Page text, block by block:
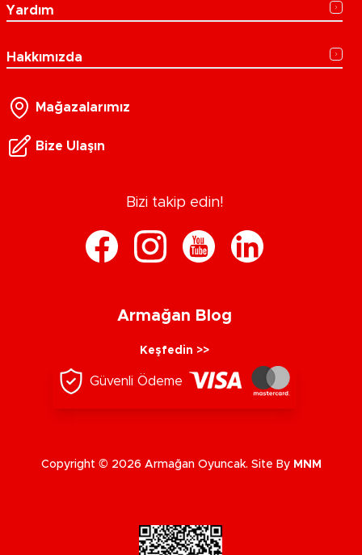
Yardım
Hakkımızda
Mağazalarımız
Bize Ulaşın
Bizi takip edin!
Armağan Blog
Keşfedin >>
Güvenli Ödeme
Copyright © 2026 Armağan Oyuncak. Site By MNM